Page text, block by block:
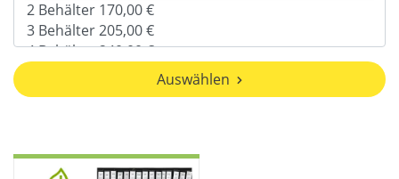
Auswählen